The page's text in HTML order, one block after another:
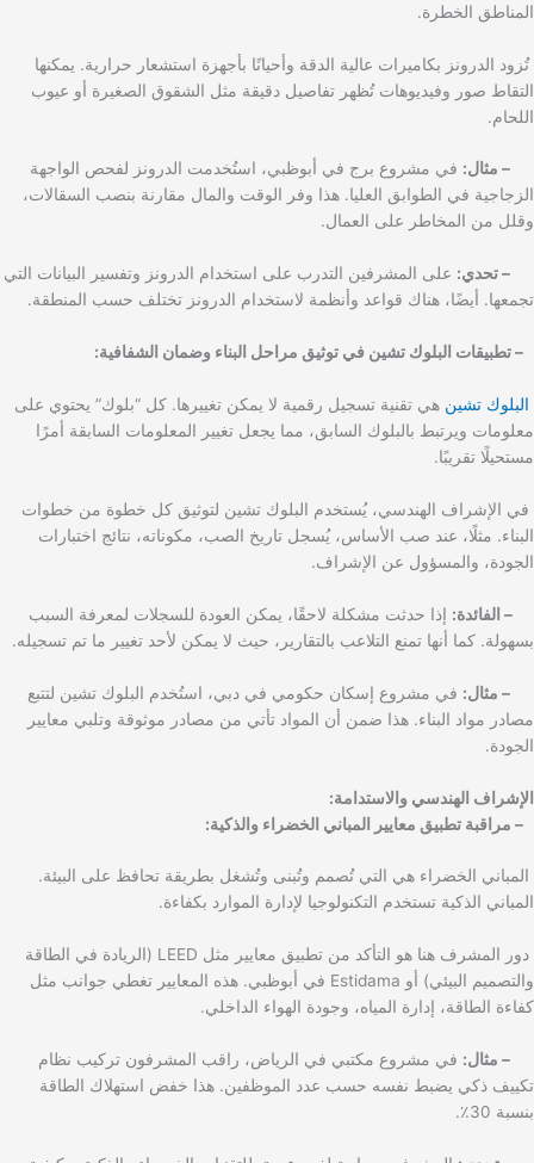
المناطق الخطرة.
تُزود الدرونز بكاميرات عالية الدقة وأحيانًا بأجهزة استشعار حرارية. يمكنها
التقاط صور وفيديوهات تُظهر تفاصيل دقيقة مثل الشقوق الصغيرة أو عيوب
اللحام.
– مثال: في مشروع برج في أبوظبي، استُخدمت الدرونز لفحص الواجهة
الزجاجية في الطوابق العليا. هذا وفر الوقت والمال مقارنة بنصب السقالات،
وقلل من المخاطر على العمال.
– تحدي: على المشرفين التدرب على استخدام الدرونز وتفسير البيانات التي
تجمعها. أيضًا، هناك قواعد وأنظمة لاستخدام الدرونز تختلف حسب المنطقة.
– تطبيقات البلوك تشين في توثيق مراحل البناء وضمان الشفافية:
البلوك تشين هي تقنية تسجيل رقمية لا يمكن تغييرها. كل “بلوك” يحتوي على
معلومات ويرتبط بالبلوك السابق، مما يجعل تغيير المعلومات السابقة أمرًا
مستحيلًا تقريبًا.
في الإشراف الهندسي، يُستخدم البلوك تشين لتوثيق كل خطوة من خطوات
البناء. مثلًا، عند صب الأساس، يُسجل تاريخ الصب، مكوناته، نتائج اختبارات
الجودة، والمسؤول عن الإشراف.
– الفائدة: إذا حدثت مشكلة لاحقًا، يمكن العودة للسجلات لمعرفة السبب
بسهولة. كما أنها تمنع التلاعب بالتقارير، حيث لا يمكن لأحد تغيير ما تم تسجيله.
– مثال: في مشروع إسكان حكومي في دبي، استُخدم البلوك تشين لتتبع
مصادر مواد البناء. هذا ضمن أن المواد تأتي من مصادر موثوقة وتلبي معايير
الجودة.
الإشراف الهندسي والاستدامة:
– مراقبة تطبيق معايير المباني الخضراء والذكية:
المباني الخضراء هي التي تُصمم وتُبنى وتُشغل بطريقة تحافظ على البيئة.
المباني الذكية تستخدم التكنولوجيا لإدارة الموارد بكفاءة.
دور المشرف هنا هو التأكد من تطبيق معايير مثل LEED (الريادة في الطاقة
والتصميم البيئي) أو Estidama في أبوظبي. هذه المعايير تغطي جوانب مثل
كفاءة الطاقة، إدارة المياه، وجودة الهواء الداخلي.
– مثال: في مشروع مكتبي في الرياض، راقب المشرفون تركيب نظام
تكييف ذكي يضبط نفسه حسب عدد الموظفين. هذا خفض استهلاك الطاقة
بنسبة 30٪.